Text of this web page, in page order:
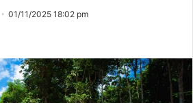
01/11/2025 18:02 pm